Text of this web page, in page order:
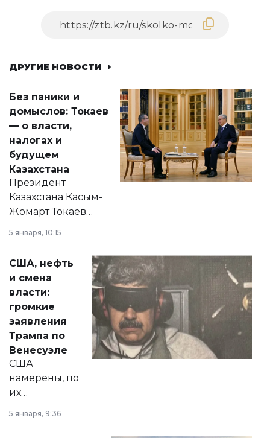
ДРУГИЕ НОВОСТИ
Без паники и
домыслов: Токаев
— о власти,
налогах и
будущем
Казахстана
Президент
Казахстана Касым-
Жомарт Токаев
сразу несколько
актуальных тем —
от слухов о
политических
реформах до
вопросов армии,
экономики и
личного здоровья.
5 января, 10:15
США, нефть
и смена
власти:
громкие
заявления
Трампа по
Венесуэле
США
намерены, по
их
принести
5 января, 9:36